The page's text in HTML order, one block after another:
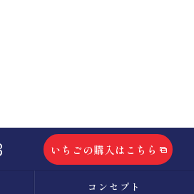
いちごの購入はこちら
コンセプト